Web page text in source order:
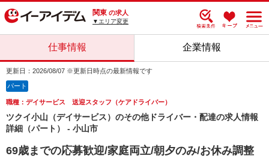
関東 の求人
▼エリア変更
仕事情報 企業情報
更新日：2026/08/07 ※更新日時点の最新情報です
パート
職種：デイサービス 送迎スタッフ（ケアドライバー）
ツクイ小山（デイサービス）のその他ドライバー・配達の求人情報
詳細（パート） - 小山市
69歳までの応募歓迎/家庭両立/朝夕のみ/お休み調整